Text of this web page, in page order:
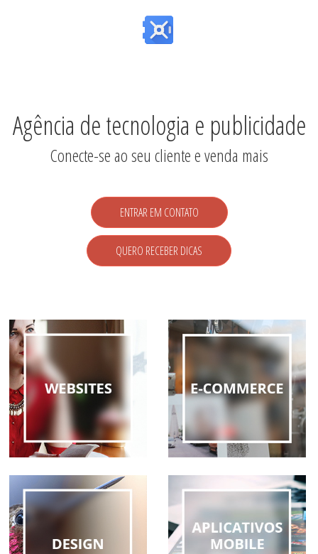
Agência de tecnologia e publicidade
Conecte-se ao seu cliente e venda mais
ENTRAR EM CONTATO
QUERO RECEBER DICAS